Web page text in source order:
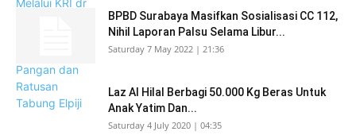
BPBD Surabaya Masifkan Sosialisasi CC 112,
Nihil Laporan Palsu Selama Libur...
Saturday 7 May 2022 | 21:36
Laz Al Hilal Berbagi 50.000 Kg Beras Untuk
Anak Yatim Dan...
Saturday 4 July 2020 | 04:35